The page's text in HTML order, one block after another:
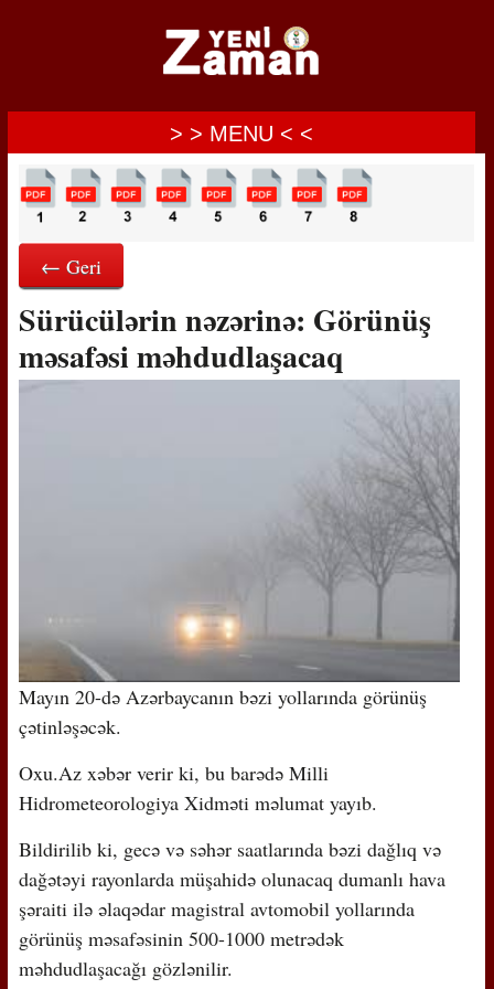
> > MENU < <
← Geri
Sürücülərin nəzərinə: Görünüş
məsafəsi məhdudlaşacaq
Mayın 20-də Azərbaycanın bəzi yollarında görünüş
çətinləşəcək.
Oxu.Az xəbər verir ki, bu barədə Milli
Hidrometeorologiya Xidməti məlumat yayıb.
Bildirilib ki, gecə və səhər saatlarında bəzi dağlıq və
dağətəyi rayonlarda müşahidə olunacaq dumanlı hava
şəraiti ilə əlaqədar magistral avtomobil yollarında
görünüş məsafəsinin 500-1000 metrədək
məhdudlaşacağı gözlənilir.